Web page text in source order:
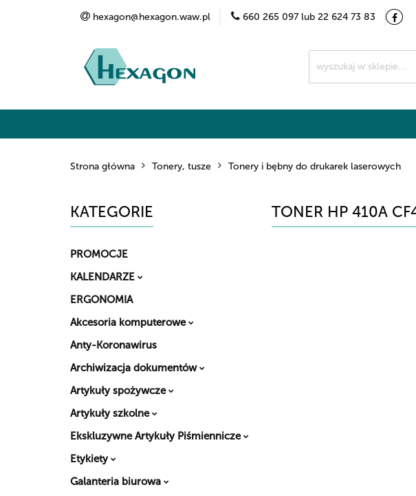
hexagon@hexagon.waw.pl 660 265 097 lub 22 624 73 83
Kategorie
Strona główna Tonery, tusze Tonery i bębny do drukarek laserowych
KATEGORIE
PROMOCJE
KALENDARZE
ERGONOMIA
Akcesoria komputerowe
Anty-Koronawirus
Archiwizacja dokumentów
Artykuły spożywcze
Artykuły szkolne
Ekskluzywne Artykuły Piśmiennicze
Etykiety
Galanteria biurowa
TONER HP 410A